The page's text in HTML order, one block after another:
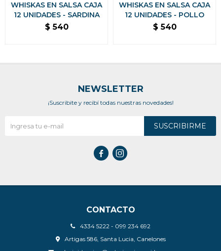
WHISKAS EN SALSA CAJA
12 UNIDADES - SARDINA
$ 540
WHISKAS EN SALSA CAJA
12 UNIDADES - POLLO
$ 540
CONTACTO
4334 5222 - 099 234 692
Artigas 586, Santa Lucia, Canelones
NEWSLETTER
¡Suscribite y recibí todas nuestras novedades!
SUSCRIBIRME
 